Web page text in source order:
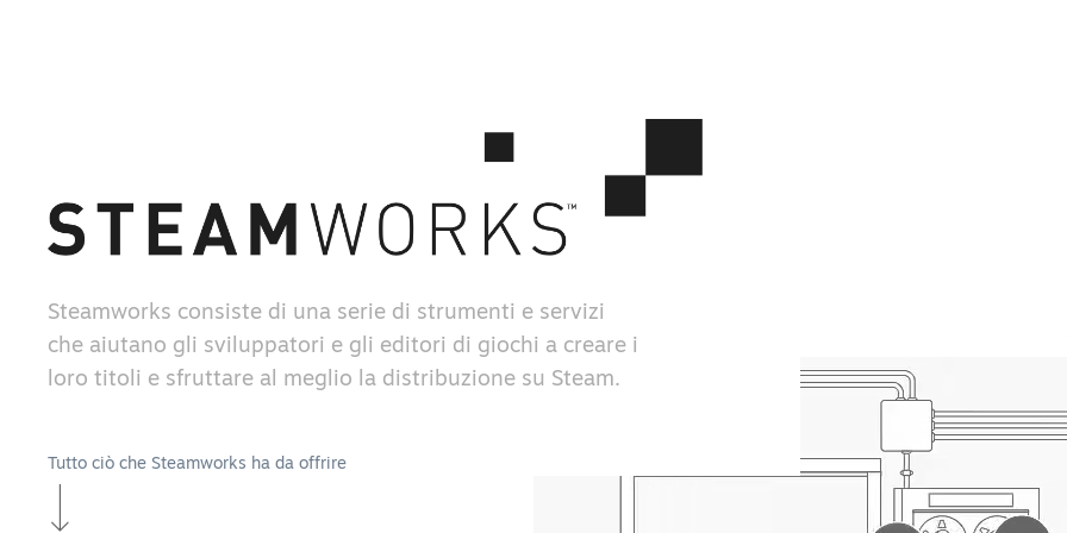
Steamworks consiste di una serie di strumenti e servizi
che aiutano gli sviluppatori e gli editori di giochi a creare i
loro titoli e sfruttare al meglio la distribuzione su Steam.
Tutto ciò che Steamworks ha da offrire